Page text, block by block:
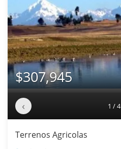
$307,945
‹ 1 / 4
Terrenos Agricolas